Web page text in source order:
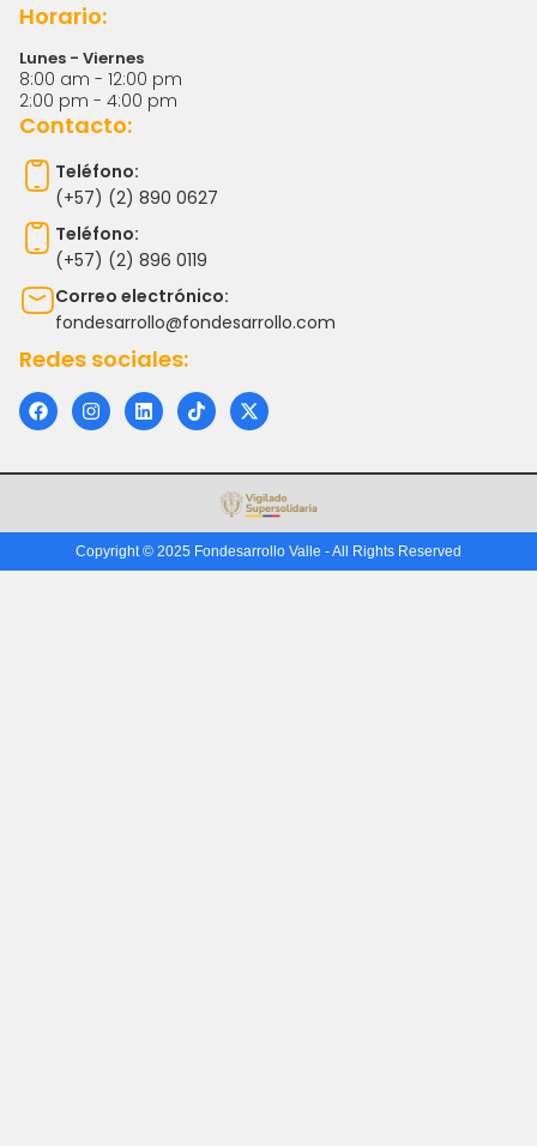
Horario:
Lunes - Viernes
8:00 am - 12:00 pm
2:00 pm - 4:00 pm
Contacto:
Teléfono:
(+57) (2) 890 0627
Teléfono:
(+57) (2) 896 0119
Correo electrónico:
fondesarrollo@fondesarrollo.com
Redes sociales:
F
a
c
b
k
I
n
s
a
a
m
L
i
n
e
n
T
i
k
o
X
-
t
i
t
t
e
r
Copyright © 2025 Fondesarrollo Valle - All Rights Reserved